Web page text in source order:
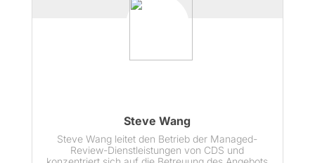
Steve Wang
Steve Wang leitet den Betrieb der Managed-
Review-Dienstleistungen von CDS und